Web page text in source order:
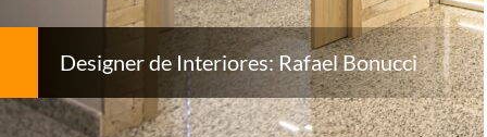
Designer de Interiores: Rafael Bonucci